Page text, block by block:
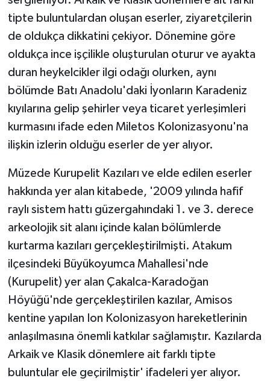
tipte buluntulardan oluşan eserler, ziyaretçilerin
de oldukça dikkatini çekiyor. Dönemine göre
oldukça ince işçilikle oluşturulan oturur ve ayakta
duran heykelcikler ilgi odağı olurken, aynı
bölümde Batı Anadolu'daki İyonların Karadeniz
kıyılarına gelip şehirler veya ticaret yerleşimleri
kurmasını ifade eden Miletos Kolonizasyonu'na
ilişkin izlerin olduğu eserler de yer alıyor.
Müzede Kurupelit Kazıları ve elde edilen eserler
hakkında yer alan kitabede, '2009 yılında hafif
raylı sistem hattı güzergahındaki 1. ve 3. derece
arkeolojik sit alanı içinde kalan bölümlerde
kurtarma kazıları gerçekleştirilmişti. Atakum
ilçesindeki Büyükoyumca Mahallesi'nde
(Kurupelit) yer alan Çakalca-Karadoğan
Höyüğü'nde gerçekleştirilen kazılar, Amisos
kentine yapılan Ion Kolonizasyon hareketlerinin
anlaşılmasına önemli katkılar sağlamıştır. Kazılarda
Arkaik ve Klasik dönemlere ait farklı tipte
buluntular ele geçirilmiştir' ifadeleri yer alıyor.